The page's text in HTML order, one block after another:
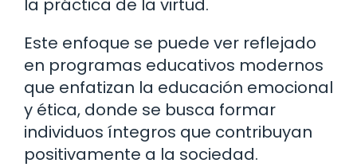
la práctica de la virtud.
Este enfoque se puede ver reflejado
en programas educativos modernos
que enfatizan la educación emocional
y ética, donde se busca formar
individuos íntegros que contribuyan
positivamente a la sociedad.